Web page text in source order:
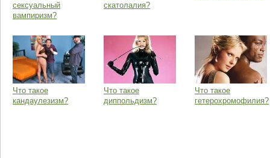
сексуальный
вампиризм?
скатолалия?
Что такое
кандаулезизм?
Что такое
диппольдизм?
Что такое
гетерохромофилия?